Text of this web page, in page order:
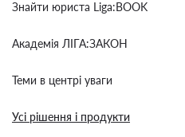
Знайти юриста Liga:BOOK
Академія ЛІГА:ЗАКОН
Теми в центрі уваги
Усі рішення і продукти